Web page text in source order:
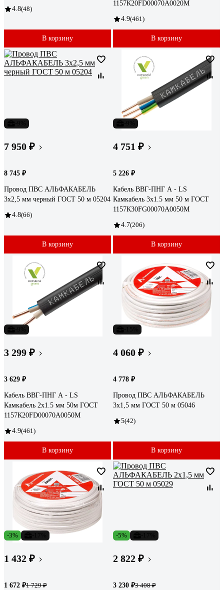
4.8(48)
В корзину
1157К20FD00070А0020М
4.9(461)
В корзину
7 950 ₽
8 745 ₽
Провод ПВС АЛЬФАКАБЕЛЬ
3х2,5 мм черный ГОСТ 50 м 05204
4.8(66)
В корзину
4 751 ₽
5 226 ₽
Кабель ВВГ-ПНГ А - LS
Камкабель 3x1.5 мм 50 м ГОСТ
1157К30FG00070А0050М
4.7(206)
В корзину
3 299 ₽
3 629 ₽
Кабель ВВГ-ПНГ А - LS
Камкабель 2x1.5 мм 50м ГОСТ
1157К20FD00070А0050М
4.9(461)
В корзину
4 060 ₽
4 778 ₽
Провод ПВС АЛЬФАКАБЕЛЬ
3х1,5 мм ГОСТ 50 м 05046
5(42)
В корзину
-3%
1 432 ₽
1 672 ₽1 729 ₽
-5%
2 822 ₽
3 230 ₽3 408 ₽